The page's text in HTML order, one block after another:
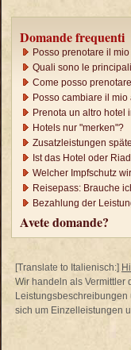
Domande frequenti
Posso prenotare il
Quali sono le
Come posso
Posso cambiare il
Prenota un altro hotel
Hotels nur "merken"?
Zusatzleistungen
Ist das Hotel oder
Welcher Impfschutz
Reisepass: Brauche
Bezahlung der
Avete domande?
[Translate to Italienisch:]
Wir handeln als Vermittler
sich um Einzelleistungen